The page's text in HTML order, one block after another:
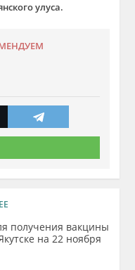
улуса.
получения вакцины
на 22 ноября